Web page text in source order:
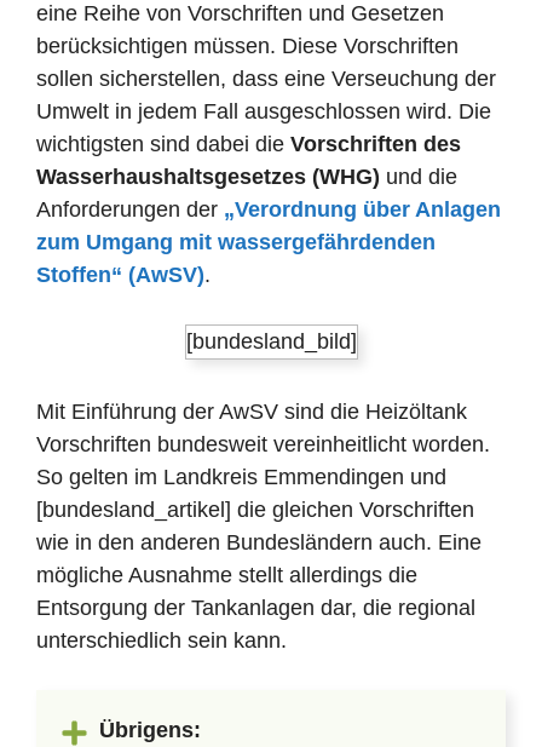
eine Reihe von Vorschriften und Gesetzen
berücksichtigen müssen. Diese Vorschriften
sollen sicherstellen, dass eine Verseuchung der
Umwelt in jedem Fall ausgeschlossen wird. Die
wichtigsten sind dabei die Vorschriften des
Wasserhaushaltsgesetzes (WHG) und die
Anforderungen der „Verordnung über Anlagen
zum Umgang mit wassergefährdenden
Stoffen“ (AwSV).
[bundesland_bild]
Mit Einführung der AwSV sind die Heizöltank
Vorschriften bundesweit vereinheitlicht worden.
So gelten im Landkreis Emmendingen und
[bundesland_artikel] die gleichen Vorschriften
wie in den anderen Bundesländern auch. Eine
mögliche Ausnahme stellt allerdings die
Entsorgung der Tankanlagen dar, die regional
unterschiedlich sein kann.
Übrigens: